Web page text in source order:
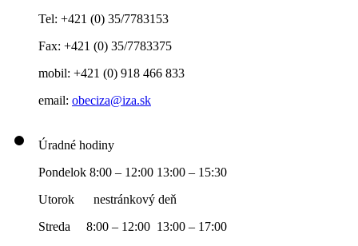
Tel: +421 (0) 35/7783153
Fax: +421 (0) 35/7783375
mobil: +421 (0) 918 466 833
email: obeciza@iza.sk
Úradné hodiny
Pondelok 8:00 – 12:00 13:00 – 15:30
Utorok nestránkový deň
Streda 8:00 – 12:00 13:00 – 17:00